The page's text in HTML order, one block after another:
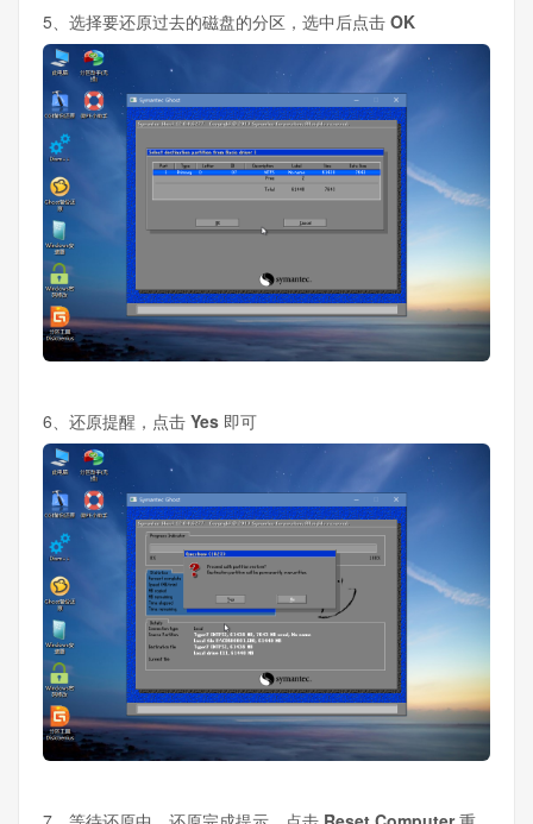
5、选择要还原过去的磁盘的分区，选中后点击 OK
6、还原提醒，点击 Yes 即可